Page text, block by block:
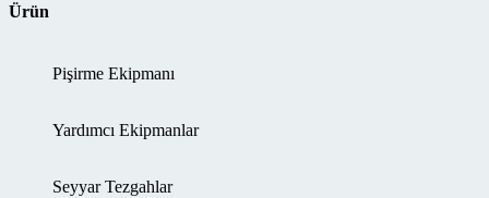
Ürün
Pişirme Ekipmanı
Yardımcı Ekipmanlar
Seyyar Tezgahlar